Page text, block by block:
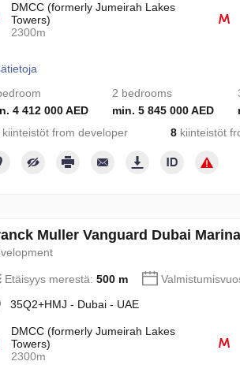
DMCC (formerly Jumeirah Lakes
Towers)
2300m
4 412 000 AED
2 bedrooms
min. 5 845 000 AED
from developer 8kiinteistöt
Muller Vanguard Dubai
Etäisyys merestä: 500 m
35Q2+HMJ - Dubai - UAE
DMCC (formerly Jumeirah Lakes
Towers)
2300m